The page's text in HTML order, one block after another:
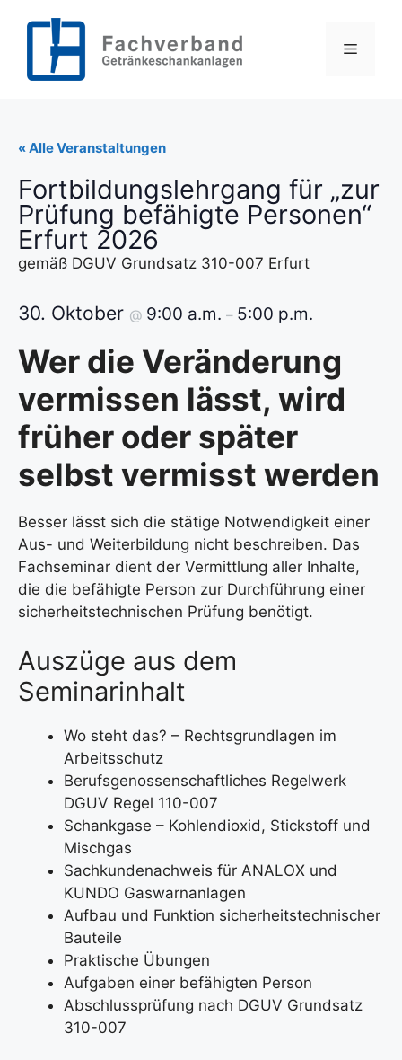
Inhalt
springen
Menü
« Alle Veranstaltungen
Fortbildungslehrgang für „zur
Prüfung befähigte Personen“
Erfurt 2026
gemäß DGUV Grundsatz 310-007 Erfurt
30. Oktober @ 9:00 a.m. – 5:00 p.m.
Wer die Veränderung
vermissen lässt, wird
früher oder später
selbst vermisst werden
Besser lässt sich die stätige Notwendigkeit einer
Aus- und Weiterbildung nicht beschreiben. Das
Fachseminar dient der Vermittlung aller Inhalte,
die die befähigte Person zur Durchführung einer
sicherheitstechnischen Prüfung benötigt.
Auszüge aus dem
Seminarinhalt
Wo steht das? – Rechtsgrundlagen im
Arbeitsschutz
Berufsgenossenschaftliches Regelwerk
DGUV Regel 110-007
Schankgase – Kohlendioxid, Stickstoff und
Mischgas
Sachkundenachweis für ANALOX und
KUNDO Gaswarnanlagen
Aufbau und Funktion sicherheitstechnischer
Bauteile
Praktische Übungen
Aufgaben einer befähigten Person
Abschlussprüfung nach DGUV Grundsatz
310-007